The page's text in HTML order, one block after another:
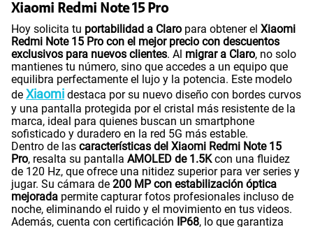
Xiaomi Redmi Note 15 Pro
Hoy solicita tu portabilidad a Claro para obtener el Xiaomi
Redmi Note 15 Pro con el mejor precio con descuentos
exclusivos para nuevos clientes. Al migrar a Claro, no solo
mantienes tu número, sino que accedes a un equipo que
equilibra perfectamente el lujo y la potencia. Este modelo
de Xiaomi destaca por su nuevo diseño con bordes curvos
y una pantalla protegida por el cristal más resistente de la
marca, ideal para quienes buscan un smartphone
sofisticado y duradero en la red 5G más estable.
Dentro de las características del Xiaomi Redmi Note 15
Pro, resalta su pantalla AMOLED de 1.5Kcon una fluidez
de 120 Hz, que ofrece una nitidez superior para ver series y
jugar. Su cámara de 200 MP con estabilización óptica
mejorada permite capturar fotos profesionales incluso de
noche, eliminando el ruido y el movimiento en tus videos.
Además, cuenta con certificación IP68, lo que garantiza